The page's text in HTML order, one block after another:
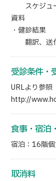
スケジュー
資料
・健診結果
翻訳、送
受診条件・
URLより参照
http://
食事・宿泊
宿泊：16階
取消料